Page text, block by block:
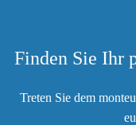
Finden Sie Ihr
Treten Sie dem